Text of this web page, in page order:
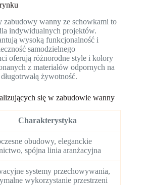
zabudowy wanny ze schowkami to
indywidualnych projektów.
wysoką funkcjonalność i
samodzielnego
oferują różnorodne style i kolory
z materiałów odpornych na
żywotność.
się w zabudowie wanny
Charakterystyka
obudowy, eleganckie
spójna linia aranżacyjna
systemy przechowywania,
wykorzystanie przestrzeni